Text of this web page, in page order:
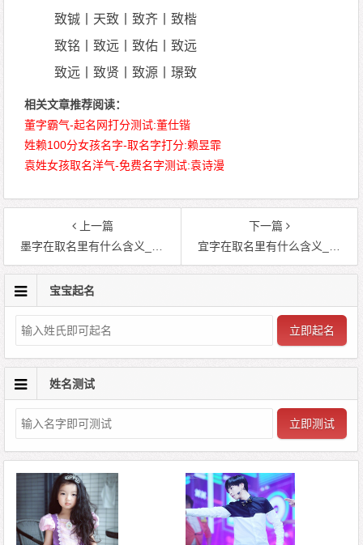
致铖丨天致丨致齐丨致楷
致铭丨致远丨致佑丨致远
致远丨致贤丨致源丨璟致
相关文章推荐阅读：
董字霸气-起名网打分测试:董仕锴
姓赖100分女孩名字-取名字打分:赖昱霏
袁姓女孩取名洋气-免费名字测试:袁诗漫
上一篇
墨字在取名里有什么含义_墨字五行属什么
下一篇
宜字在取名里有什么含义_宜字五行属什么
宝宝起名
立即起名
姓名测试
立即测试